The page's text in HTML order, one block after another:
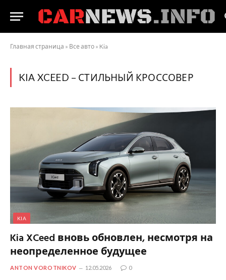
Главная страница » Все авто » Kia
KIA XCEED – СТИЛЬНЫЙ КРОССОВЕР
KIA
Kia XCeed вновь обновлен, несмотря на
неопределенное будущее
ANTON VOROTNIKOV 12.05.2026 0